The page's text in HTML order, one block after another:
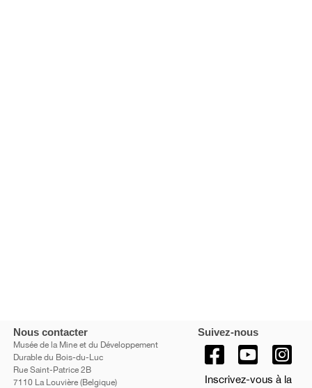
Nous contacter
Musée de la Mine et du Développement
Durable du Bois-du-Luc
Rue Saint-Patrice 2B
7110 La Louvière (Belgique)
Suivez-nous
Inscrivez-vous à la